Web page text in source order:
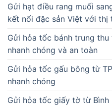
Gửi hạt điều rang muối
kết nối đặc sản Việt với thị
Gửi hỏa tốc bánh trung thu
nhanh chóng và an toàn
Gửi hỏa tốc gấu bông từ
nhanh chóng
Gửi hỏa tốc giấy tờ từ Bình